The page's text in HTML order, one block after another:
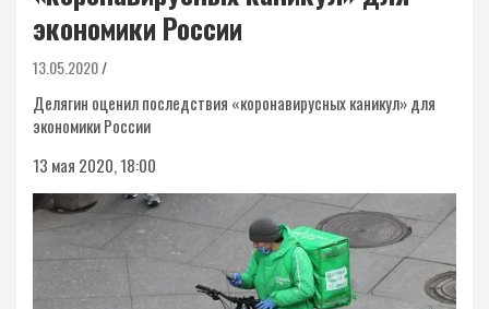
экономики России
13.05.2020
Делягин оценил последствия «коронавирусных каникул» для
экономики России
13 мая 2020, 18:00